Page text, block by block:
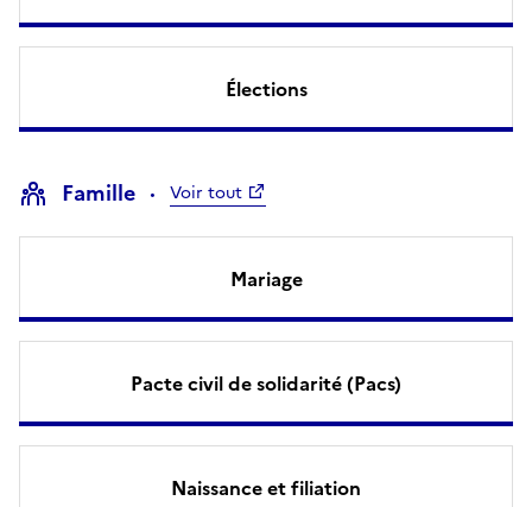
Élections
Famille Voir tout
Mariage
Pacte civil de solidarité (Pacs)
Naissance et filiation